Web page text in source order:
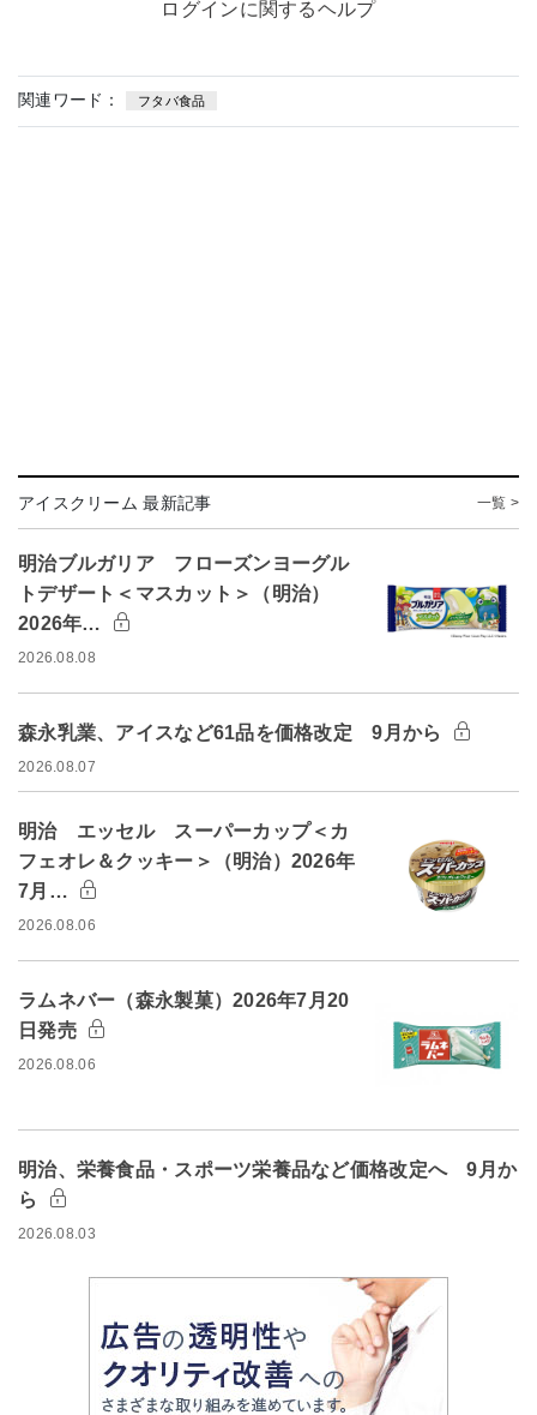
ログインに関するヘルプ
関連ワード： フタバ食品
アイスクリーム 最新記事 一覧 >
明治ブルガリア フローズンヨーグル
トデザート＜マスカット＞（明治）
2026年…
2026.08.08
森永乳業、アイスなど61品を価格改定 9月から
2026.08.07
明治 エッセル スーパーカップ＜カ
フェオレ＆クッキー＞（明治）2026年
7月…
2026.08.06
ラムネバー（森永製菓）2026年7月20
日発売
2026.08.06
明治、栄養食品・スポーツ栄養品など価格改定へ 9月か
ら
2026.08.03